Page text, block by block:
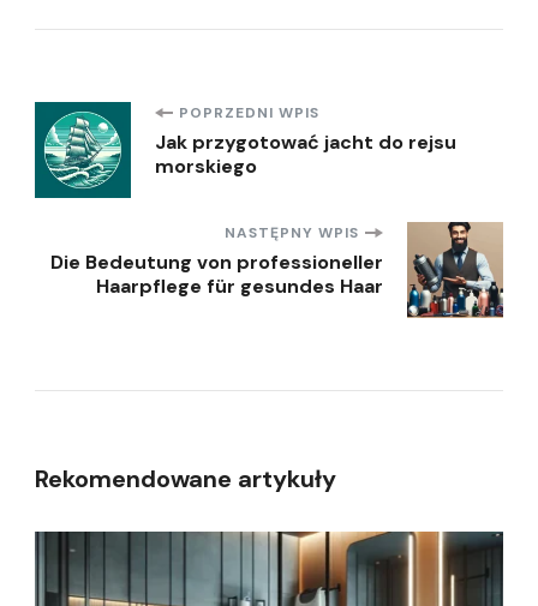
Nawigacja
wpisu
POPRZEDNI WPIS
Jak przygotować jacht do rejsu
morskiego
NASTĘPNY WPIS
Die Bedeutung von professioneller
Haarpflege für gesundes Haar
Rekomendowane artykuły